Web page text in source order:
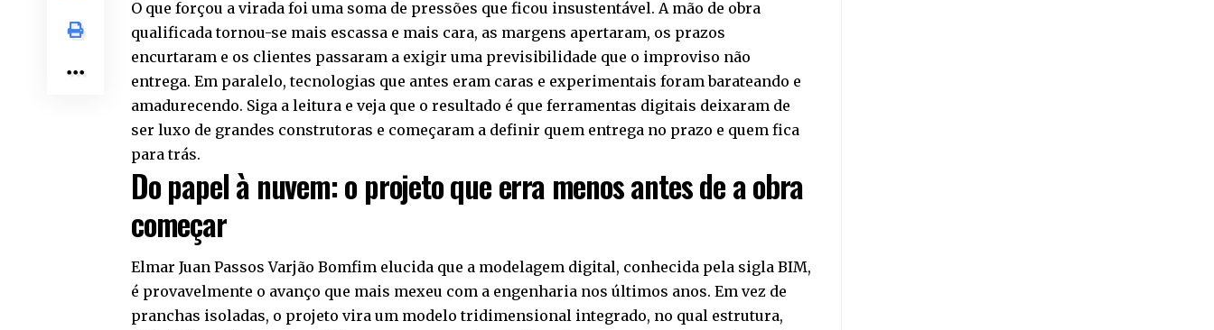
O que forçou a virada foi uma soma de pressões que ficou insustentável. A mão de obra
qualificada tornou-se mais escassa e mais cara, as margens apertaram, os prazos
encurtaram e os clientes passaram a exigir uma previsibilidade que o improviso não
entrega. Em paralelo, tecnologias que antes eram caras e experimentais foram barateando e
amadurecendo. Siga a leitura e veja que o resultado é que ferramentas digitais deixaram de
ser luxo de grandes construtoras e começaram a definir quem entrega no prazo e quem fica
para trás.
Do papel à nuvem: o projeto que erra menos antes de a obra
começar
Elmar Juan Passos Varjão Bomfim elucida que a modelagem digital, conhecida pela sigla BIM,
é provavelmente o avanço que mais mexeu com a engenharia nos últimos anos. Em vez de
pranchas isoladas, o projeto vira um modelo tridimensional integrado, no qual estrutura,